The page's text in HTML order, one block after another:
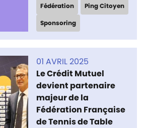
Fédération
Ping Citoyen
Sponsoring
01 AVRIL 2025
Le Crédit Mutuel
devient partenaire
majeur de la
Fédération Française
de Tennis de Table